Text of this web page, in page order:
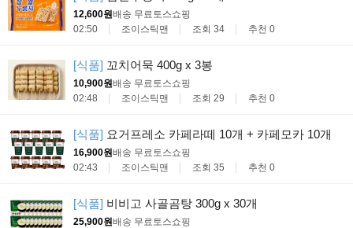
12,600원배송 무료 토스쇼핑
02:50
조이스틱맨 조회 34 추천 0
[식품] 꼬치어묵 400g x 3봉
10,900원배송 무료 토스쇼핑
02:48
조이스틱맨 조회 29 추천 0
[식품] 요거프레소 카페라떼 10개 + 카페모카 10개
16,900원배송 무료 토스쇼핑
02:43
조이스틱맨 조회 35 추천 0
[식품] 비비고 사골곰탕 300g x 30개
25,900원배송 무료 토스쇼핑